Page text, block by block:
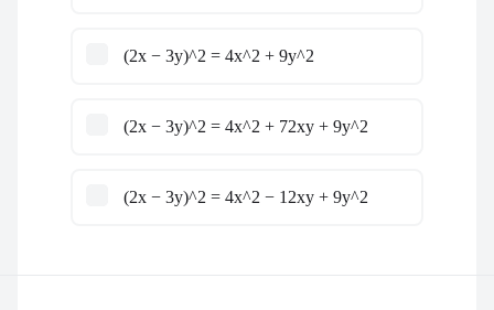
(2x − 3y)^2 = 4x^2 + 9y^2
(2x − 3y)^2 = 4x^2 + 72xy + 9y^2
(2x − 3y)^2 = 4x^2 − 12xy + 9y^2